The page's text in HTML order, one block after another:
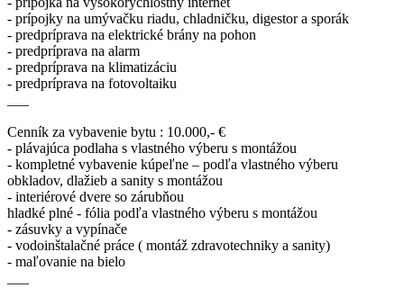
- prípojky na umývačku riadu, chladničku, digestor a sporák
- predpríprava na elektrické brány na pohon
- predpríprava na alarm
- predpríprava na klimatizáciu
- predpríprava na fotovoltaiku
Cenník za vybavenie bytu : 10.000,- €
- plávajúca podlaha s vlastného výberu s montážou
- kompletné vybavenie kúpeľne – podľa vlastného výberu
obkladov, dlažieb a sanity s montážou
- interiérové dvere so zárubňou
hladké plné - fólia podľa vlastného výberu s montážou
- zásuvky a vypínače
- vodoinštalačné práce ( montáž zdravotechniky a sanity)
- maľovanie na bielo